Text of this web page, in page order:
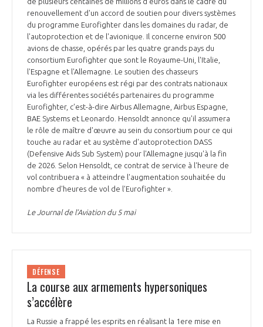
renouvellement d'un accord de soutien pour divers systèmes
du programme Eurofighter dans les domaines du radar, de
l'autoprotection et de l'avionique. Il concerne environ 500
avions de chasse, opérés par les quatre grands pays du
consortium Eurofighter que sont le Royaume-Uni, l'Italie,
l'Espagne et l'Allemagne. Le soutien des chasseurs
Eurofighter européens est régi par des contrats nationaux
via les différentes sociétés partenaires du programme
Eurofighter, c'est-à-dire Airbus Allemagne, Airbus Espagne,
BAE Systems et Leonardo. Hensoldt annonce qu'il assumera
le rôle de maître d'œuvre au sein du consortium pour ce qui
touche au radar et au système d'autoprotection DASS
(Defensive Aids Sub System) pour l'Allemagne jusqu'à la fin
de 2026. Selon Hensoldt, ce contrat de service à l'heure de
vol contribuera « à atteindre l'augmentation souhaitée du
nombre d'heures de vol de l'Eurofighter ».
Le Journal de l’Aviation du 5 mai
DÉFENSE
La course aux armements hypersoniques
s’accélère
La Russie a frappé les esprits en réalisant la 1ere mise en